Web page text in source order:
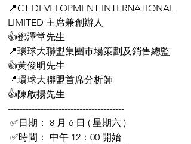
📍CT DEVELOPMENT INTERNATIONAL
LIMITED 主席兼創辦人
👍鄧澤堂先生
📍環球大聯盟集團市場策劃及銷售總監
👍黃俊明先生
📍環球大聯盟首席分析師
👍陳啟揚先生
---------------------------------------
✅日期： 8 月 6 日 ( 星期六 )
✅時間： 中午 12：00 開始